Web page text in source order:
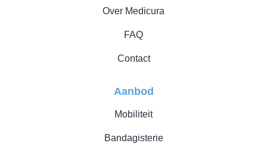
Over Medicura
FAQ
Contact
Aanbod
Mobiliteit
Bandagisterie